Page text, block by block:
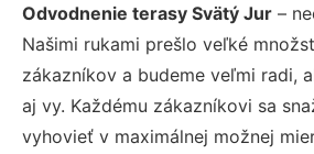
Odvodnenie terasy Svätý Jur –
Našimi rukami prešlo veľké
zákazníkov a budeme veľmi radi,
aj vy. Každému zákazníkovi sa
vyhovieť v maximálnej možnej